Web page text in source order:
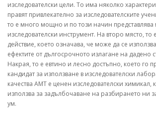
изследователски цели. То има няколко
правят привлекателно за изследователските
то е много мощно и по този начин
изследователски инструмент. На второ място, то
действие, което означава, че може да се
ефектите от дългосрочното излагане на дадено
Накрая, то е евтино и лесно достъпно, което го
кандидат за използване в изследователски
качества AMT е ценен изследователски химикал,
използва за задълбочаване на разбирането ни
ум.